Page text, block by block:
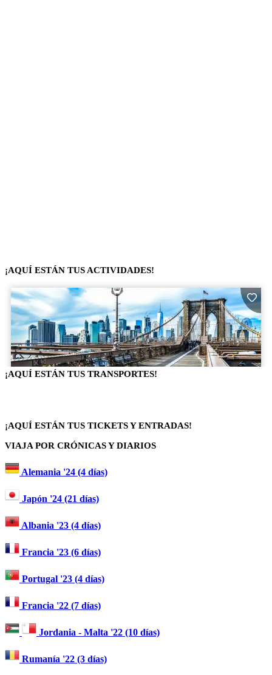
¡AQUÍ ESTÁN TUS ACTIVIDADES!
¡AQUÍ ESTÁN TUS TRANSPORTES!
¡AQUÍ ESTÁN TUS TICKETS Y ENTRADAS!
VIAJA POR CRÓNICAS Y DIARIOS
Alemania '24 (4 días)
Japón '24 (21 días)
Albania '23 (4 días)
Francia '23 (6 días)
Portugal '23 (4 días)
Francia '22 (7 días)
Jordania - Malta '22 (10 días)
Rumanía '22 (3 días)